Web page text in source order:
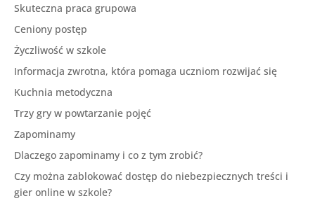
Skuteczna praca grupowa
Ceniony postęp
Życzliwość w szkole
Informacja zwrotna, która pomaga uczniom rozwijać się
Kuchnia metodyczna
Trzy gry w powtarzanie pojęć
Zapominamy
Dlaczego zapominamy i co z tym zrobić?
Czy można zablokować dostęp do niebezpiecznych treści i
gier online w szkole?